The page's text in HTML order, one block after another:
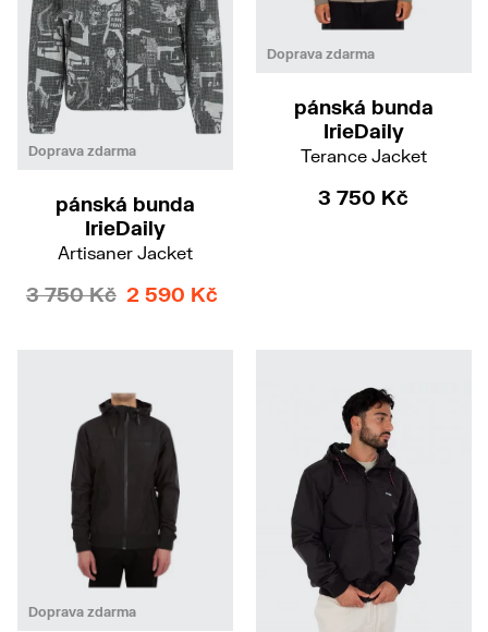
Doprava zdarma
SM
pánská bunda
IrieDaily
Artisaner Jacket
3 750 Kč 2 590 Kč
Doprava zdarma
SL
pánská bunda
IrieDaily
Terance Jacket
3 750 Kč
Doprava zdarma
ML